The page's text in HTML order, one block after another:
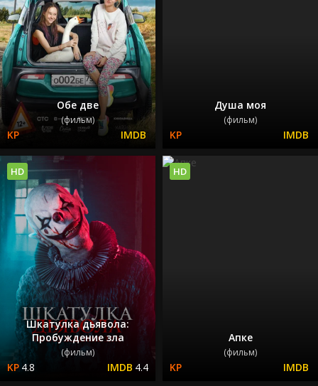
Обе две
(фильм)
Душа моя
(фильм)
Шкатулка дьявола:
Пробуждение зла
(фильм)
4.8 4.4
HD
Апке
(фильм)
HD